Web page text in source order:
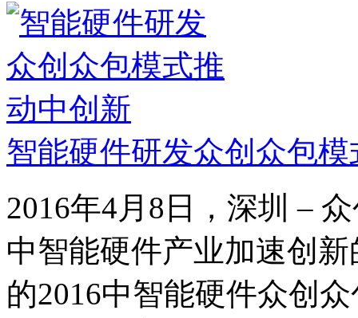
智能硬件研发众创众包
2016年4月8日，深圳 –
中智能硬件产业加速创
的2016中智能硬件众创